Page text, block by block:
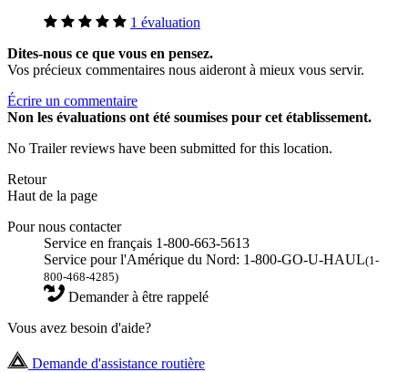
1 évaluation
Dites-nous ce que vous en pensez.
Vos précieux commentaires nous aideront à mieux vous servir.
Écrire un commentaire
Non les évaluations ont été soumises pour cet établissement.
No Trailer reviews have been submitted for this location.
Retour
Haut de la page
Pour nous contacter
Service en français 1-800-663-5613
Service pour l'Amérique du Nord: 1-800-GO-U-HAUL(1-
800-468-4285)
Demander à être rappelé
Vous avez besoin d'aide?
Demande d'assistance routière